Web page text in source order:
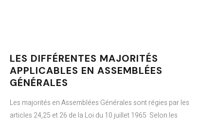
LES DIFFÉRENTES MAJORITÉS
APPLICABLES EN ASSEMBLÉES
GÉNÉRALES
Les majorités en Assemblées Générales sont régies par les
articles 24,25 et 26 de la Loi du 10 juillet 1965 Selon les